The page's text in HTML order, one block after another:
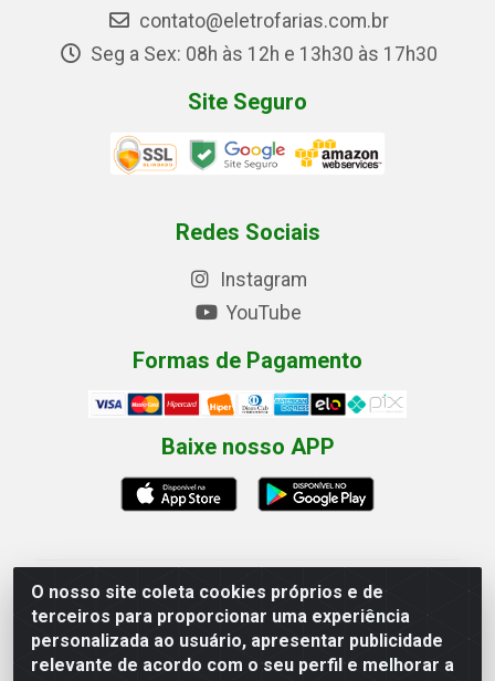
O nosso site coleta cookies próprios e de
terceiros para proporcionar uma experiência
personalizada ao usuário, apresentar publicidade
relevante de acordo com o seu perfil e melhorar a
contato@eletrofarias.com.br
Seg a Sex: 08h às 12h e 13h30 às 17h30
Site Seguro
Redes Sociais
Instagram
YouTube
Formas de Pagamento
Baixe nosso APP
Eletrofarias Materiais Eletricos - Av. Jorn. Assis
Chateaubriand, 2500 - Distrito Industrial, Campina
Grande/PB - CEP 58.410-062 - CNPJ 12.110.462/0001-
40